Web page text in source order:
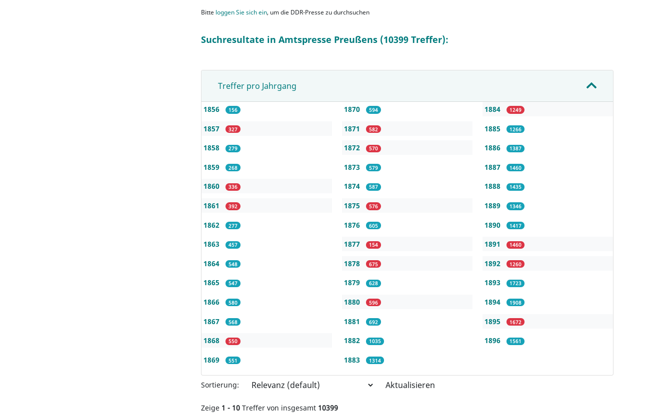
Bitte loggen Sie sich ein, um die DDR-Presse zu durchsuchen
Suchresultate in Amtspresse Preußens (10399 Treffer):
Treffer pro Jahrgang
1856 156
1857 327
1858 279
1859 268
1860 336
1861 392
1862 277
1863 457
1864 548
1865 547
1866 580
1867 568
1868 550
1869 551
1870 594
1871 582
1872 570
1873 579
1874 587
1875 576
1876 605
1877 154
1878 675
1879 628
1880 596
1881 692
1882 1035
1883 1314
1884 1249
1885 1266
1886 1387
1887 1460
1888 1435
1889 1346
1890 1417
1891 1460
1892 1260
1893 1723
1894 1908
1895 1672
1896 1561
Sortierung: Aktualisieren
Zeige 1 - 10 Treffer von insgesamt 10399